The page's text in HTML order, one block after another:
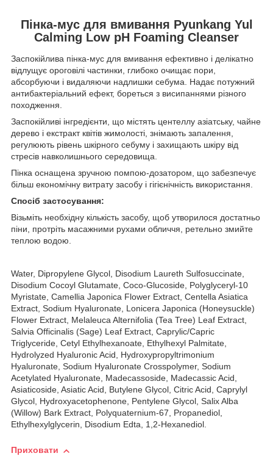
Пінка-мус для вмивання Pyunkang Yul
Calming Low pH Foaming Cleanser
Заспокійлива пінка-мус для вмивання ефективно і делікатно
відлущує ороговілі частинки, глибоко очищає пори,
абсорбуючи і видаляючи надлишки себума. Надає потужний
антибактеріальний ефект, бореться з висипаннями різного
походження.
Заспокійливі інгредієнти, що містять центеллу азіатську, чайне
дерево і екстракт квітів жимолості, знімають запалення,
регулюють рівень шкірного себуму і захищають шкіру від
стресів навколишнього середовища.
Пінка оснащена зручною помпою-дозатором, що забезпечує
більш економічну витрату засобу і гігієнічність використання.
Спосіб застосування:
Візьміть необхідну кількість засобу, щоб утворилося достатньо
піни, протріть масажними рухами обличчя, ретельно змийте
теплою водою.
Water, Dipropylene Glycol, Disodium Laureth Sulfosuccinate,
Disodium Cocoyl Glutamate, Coco-Glucoside, Polyglyceryl-10
Myristate, Camellia Japonica Flower Extract, Centella Asiatica
Extract, Sodium Hyaluronate, Lonicera Japonica (Honeysuckle)
Flower Extract, Melaleuca Alternifolia (Tea Tree) Leaf Extract,
Salvia Officinalis (Sage) Leaf Extract, Caprylic/Capric
Triglyceride, Cetyl Ethylhexanoate, Ethylhexyl Palmitate,
Hydrolyzed Hyaluronic Acid, Hydroxypropyltrimonium
Hyaluronate, Sodium Hyaluronate Crosspolymer, Sodium
Acetylated Hyaluronate, Madecassoside, Madecassic Acid,
Asiaticoside, Asiatic Acid, Butylene Glycol, Citric Acid, Caprylyl
Glycol, Hydroxyacetophenone, Pentylene Glycol, Salix Alba
(Willow) Bark Extract, Polyquaternium-67, Propanediol,
Ethylhexylglycerin, Disodium Edta, 1,2-Hexanediol.
Приховати